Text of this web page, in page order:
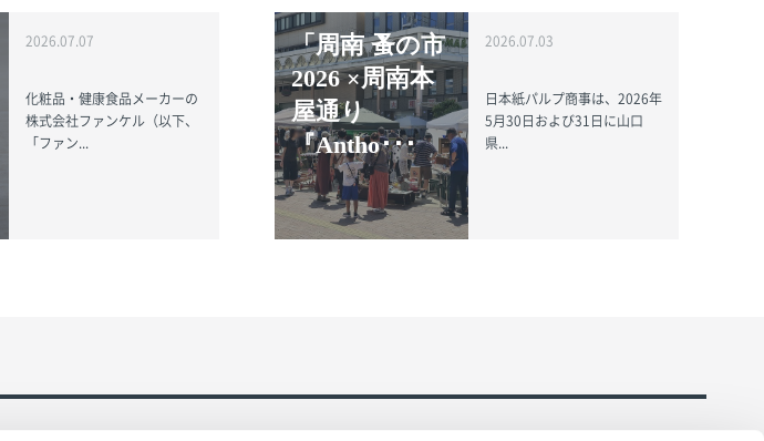
2026.07.07
化粧品・健康食品メーカーの
株式会社ファンケル（以下、
「ファン...
「周南 蚤の市
2026 ×周南本
屋通り
『Antho･･･
2026.07.03
日本紙パルプ商事は、2026年
5月30日および31日に山口
県...